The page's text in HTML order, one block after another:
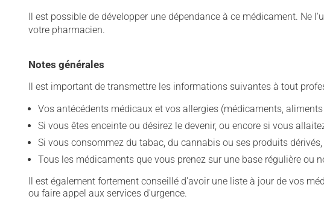
Il est possible de développer une dépendance à ce médicament. Ne
votre pharmacien.
Notes générales
Il est important de transmettre les informations suivantes à tout
Vos antécédents médicaux et vos allergies (médicaments,
Si vous êtes enceinte ou désirez le devenir, ou encore si vous
Si vous consommez du tabac, du cannabis ou ses produits
Tous les médicaments que vous prenez sur une base régulière
Il est également fortement conseillé d'avoir une liste à jour de vos
ou faire appel aux services d'urgence.